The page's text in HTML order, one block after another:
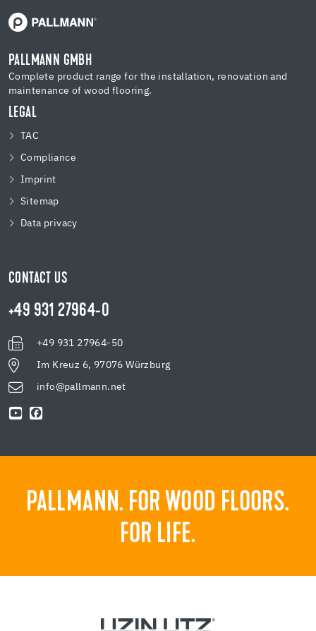
PALLMANN GMBH
Complete product range for the installation, renovation and
maintenance of wood flooring.
LEGAL
TAC
Compliance
Imprint
Sitemap
Data privacy
CONTACT US
+49 931 27964-0
+49 931 27964-50
Im Kreuz 6, 97076 Würzburg
info@pallmann.net
PALLMANN. FOR WOOD FLOORS.
FOR LIFE.